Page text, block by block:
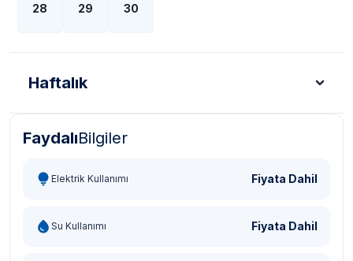
28 29 30
Haftalık
Türk Lirası - TL
FaydalıBilgiler
Elektrik Kullanımı Fiyata Dahil
Su Kullanımı Fiyata Dahil